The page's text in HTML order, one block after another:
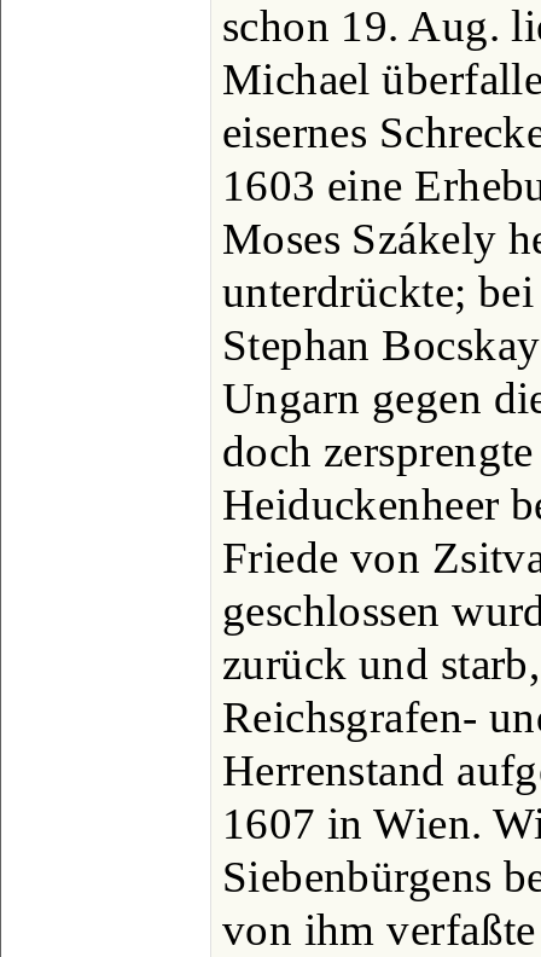
schon 19. Aug.
Michael
eisernes
1603 eine
Moses Szákely
unterdrückte;
Stephan
Ungarn gegen
doch
Heiduckenheer
Friede von
geschlossen
zurück und
Reichsgrafen-
Herrenstand
1607 in Wien.
Siebenbürgens
von ihm